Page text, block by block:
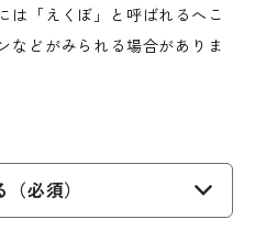
は「えくぼ」と呼ばれるへこ
などがみられる場合がありま
必須）